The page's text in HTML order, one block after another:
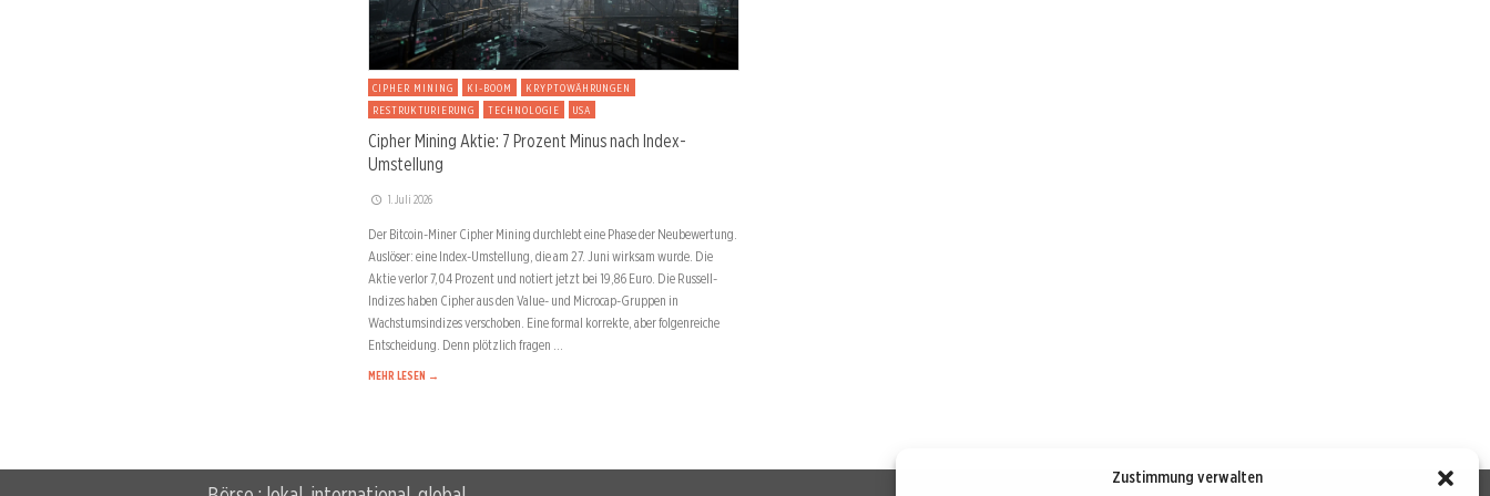
Zustimmung verwalten
CIPHER MINING KI-BOOM
KRYPTOWÄHRUNGEN
RESTRUKTURIERUNG
TECHNOLOGIE USA
Cipher Mining Aktie: 7 Prozent Minus nach Index-
Umstellung
1. Juli 2026
Der Bitcoin-Miner Cipher Mining durchlebt eine Phase der Neubewertung.
Auslöser: eine Index-Umstellung, die am 27. Juni wirksam wurde. Die
Aktie verlor 7,04 Prozent und notiert jetzt bei 19,86 Euro. Die Russell-
Indizes haben Cipher aus den Value- und Microcap-Gruppen in
Wachstumsindizes verschoben. Eine formal korrekte, aber folgenreiche
Entscheidung. Denn plötzlich fragen …
MEHR LESEN →